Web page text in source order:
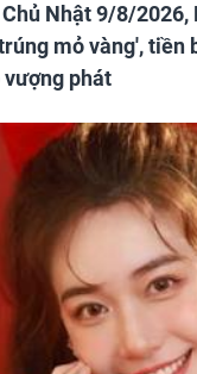
Nhật 9/8/2026,
mỏ vàng', tiền
phát